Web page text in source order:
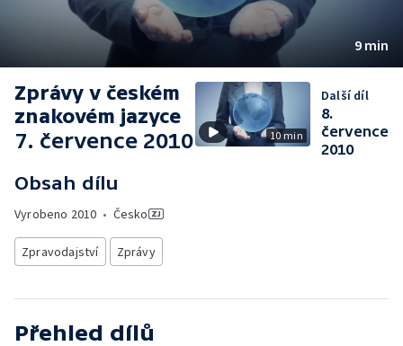
9 min
Zprávy v českém
znakovém jazyce
7. července 2010
Obsah dílu
Vyrobeno 2010 • Česko
Zpravodajství Zprávy
10 min
Další díl
8.
července
2010
Přehled dílů